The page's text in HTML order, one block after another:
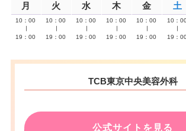
月 火 水 木 金 土
10：00
19：00
10：00
19：00
10：00
19：00
10：00
19：00
10：00
19：00
10：
19：
TCB東京中央美容外科
公式サイトを見る